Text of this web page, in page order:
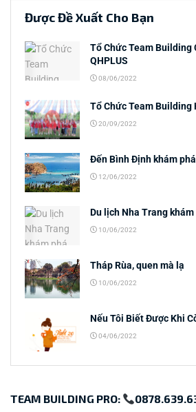
Được Đề Xuất Cho Bạn
Tổ Chức Team Building
QHPLUS
08/06/2022
Tổ Chức Team Building
20/09/2022
Đến Bình Định khám
12/06/2022
Du lịch Nha Trang
10/06/2022
Tháp Rùa, quen mà lạ
10/06/2022
Nếu Tôi Biết Được Khi
04/06/2022
TEAM BUILDING PRO: